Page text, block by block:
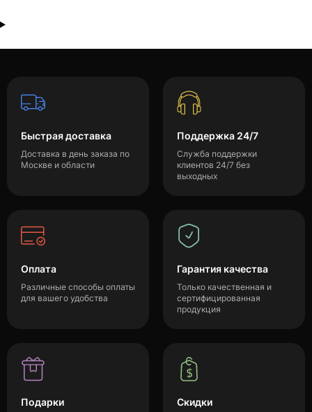
Быстрая доставка
Доставка в день заказа по
Москве и области
Поддержка 24/7
Служба поддержки
клиентов 24/7 без
выходных
Оплата
Различные способы оплаты
для вашего удобства
Гарантия качества
Только качественная и
сертифицированная
продукция
Подарки Скидки